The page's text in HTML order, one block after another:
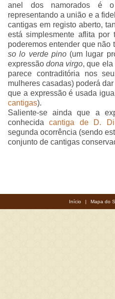
anel dos namorados é o
representando a união e a
cantigas em registo aberto,
está simplesmente aflita por
poderemos entender que
so lo verde pino(um lugar
expressãodona virgo, que ela
parece contraditória nos
mulheres casadas) poderá
que a expressão é usada
cantigas).
Saliente-se ainda que a
conhecidacantiga de D.
segunda ocorrência (sendo
conjunto de cantigas
Início | Mapa do